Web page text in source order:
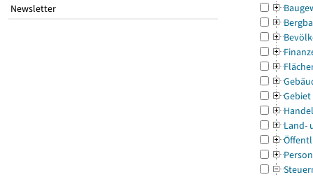
Newsletter
Gebiet
Land-